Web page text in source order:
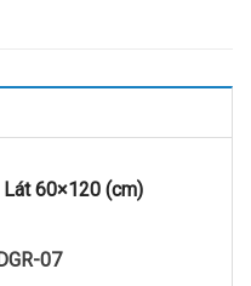
Lát 60×120 (cm)
07